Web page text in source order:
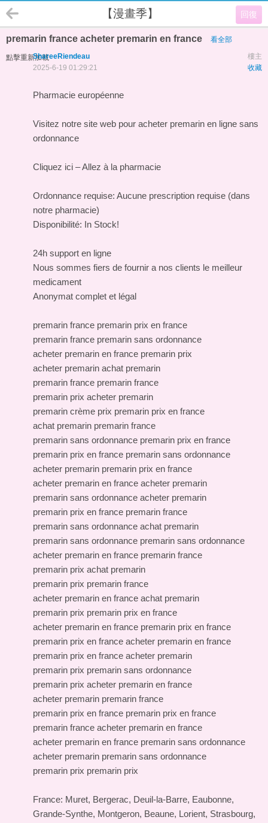
回復
【漫畫季】
premarin france acheter premarin en france 看全部
點擊重新加載 樓主
ShareeRiendeau
收藏
2025-6-19 01:29:21
Pharmacie européenne
Visitez notre site web pour acheter premarin en ligne sans
ordonnance
Cliquez ici – Allez à la pharmacie
Ordonnance requise: Aucune prescription requise (dans
notre pharmacie)
Disponibilité: In Stock!
24h support en ligne
Nous sommes fiers de fournir a nos clients le meilleur
medicament
Anonymat complet et légal
premarin france premarin prix en france
premarin france premarin sans ordonnance
acheter premarin en france premarin prix
acheter premarin achat premarin
premarin france premarin france
premarin prix acheter premarin
premarin crème prix premarin prix en france
achat premarin premarin france
premarin sans ordonnance premarin prix en france
premarin prix en france premarin sans ordonnance
acheter premarin premarin prix en france
acheter premarin en france acheter premarin
premarin sans ordonnance acheter premarin
premarin prix en france premarin france
premarin sans ordonnance achat premarin
premarin sans ordonnance premarin sans ordonnance
acheter premarin en france premarin france
premarin prix achat premarin
premarin prix premarin france
acheter premarin en france achat premarin
premarin prix premarin prix en france
acheter premarin en france premarin prix en france
premarin prix en france acheter premarin en france
premarin prix en france acheter premarin
premarin prix premarin sans ordonnance
premarin prix acheter premarin en france
acheter premarin premarin france
premarin prix en france premarin prix en france
premarin france acheter premarin en france
acheter premarin en france premarin sans ordonnance
acheter premarin premarin sans ordonnance
premarin prix premarin prix
France: Muret, Bergerac, Deuil-la-Barre, Eaubonne,
Grande-Synthe, Montgeron, Beaune, Lorient, Strasbourg,